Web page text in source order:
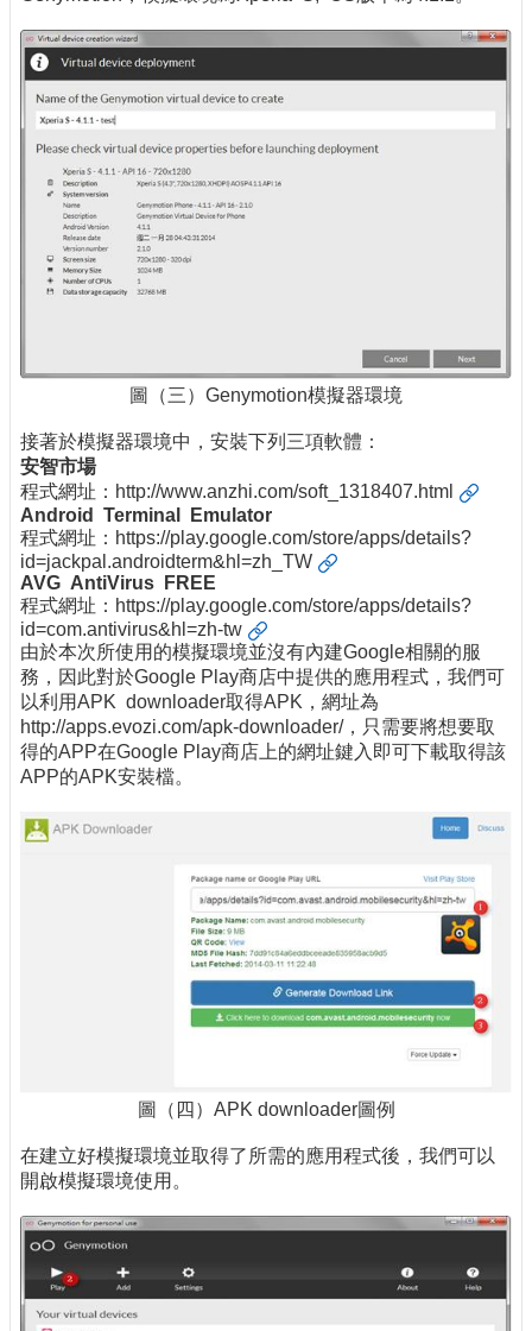
圖（三）Genymotion模擬器環境
接著於模擬器環境中，安裝下列三項軟體：
安智市場
程式網址： http://www.anzhi.com/soft_1318407.html
Android Terminal Emulator
程式網址： https://play.google.com/store/apps/details?
id=jackpal.androidterm&hl=zh_TW
AVG AntiVirus FREE
程式網址： https://play.google.com/store/apps/details?
id=com.antivirus&hl=zh-tw
由於本次所使用的模擬環境並沒有內建Google相關的服
務，因此對於Google Play商店中提供的應用程式，我們可
以利用APK downloader取得APK，網址為
http://apps.evozi.com/apk-downloader/，只需要將想要取
得的APP在Google Play商店上的網址鍵入即可下載取得該
APP的APK安裝檔。
圖（四）APK downloader圖例
在建立好模擬環境並取得了所需的應用程式後，我們可以
開啟模擬環境使用。